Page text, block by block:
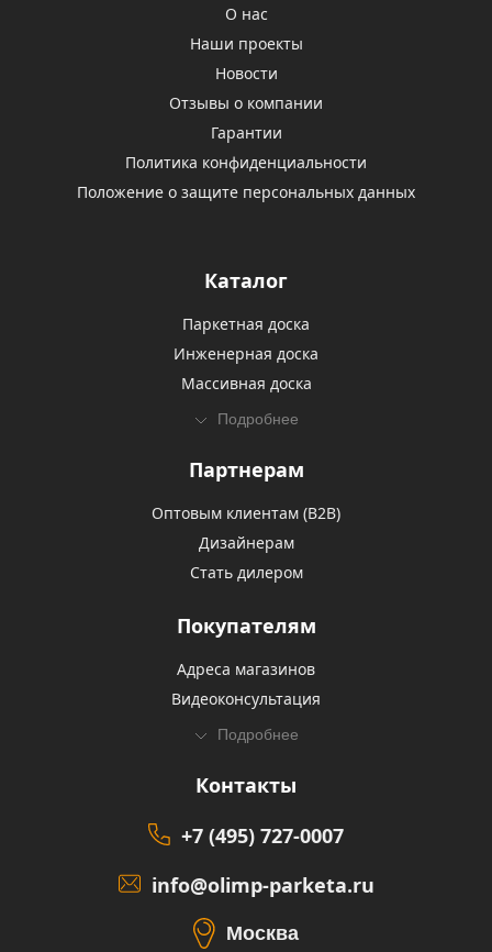
О нас
Наши проекты
Новости
Отзывы о компании
Гарантии
Политика конфиденциальности
Положение о защите персональных данных
Каталог
Паркетная доска
Инженерная доска
Массивная доска
Подробнее
Партнерам
Оптовым клиентам (В2В)
Дизайнерам
Стать дилером
Покупателям
Адреса магазинов
Видеоконсультация
Подробнее
Контакты
+7 (495) 727-0007
info@olimp-parketa.ru
Москва